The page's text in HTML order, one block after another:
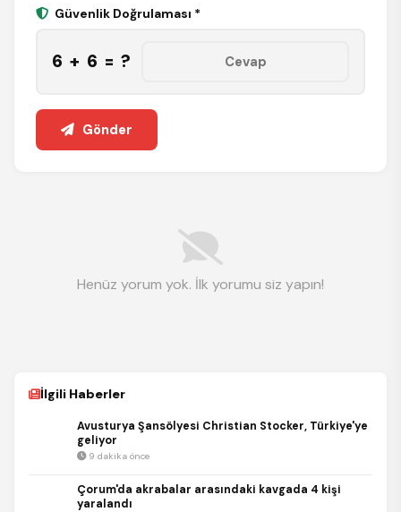
Güvenlik Doğrulaması *
6 + 6 = ?
Gönder
Henüz yorum yok. İlk yorumu siz yapın!
İlgili Haberler
Avusturya Şansölyesi Christian Stocker, Türkiye'ye
geliyor
9 dakika önce
Çorum'da akrabalar arasındaki kavgada 4 kişi
yaralandı